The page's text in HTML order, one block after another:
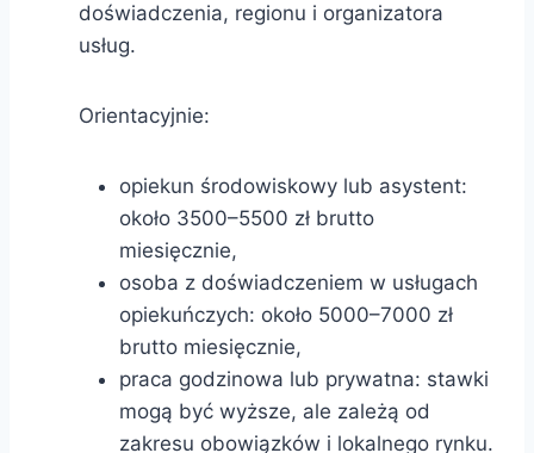
doświadczenia, regionu i organizatora
usług.
Orientacyjnie:
opiekun środowiskowy lub asystent:
około 3500–5500 zł brutto
miesięcznie,
osoba z doświadczeniem w usługach
opiekuńczych: około 5000–7000 zł
brutto miesięcznie,
praca godzinowa lub prywatna: stawki
mogą być wyższe, ale zależą od
zakresu obowiązków i lokalnego rynku.